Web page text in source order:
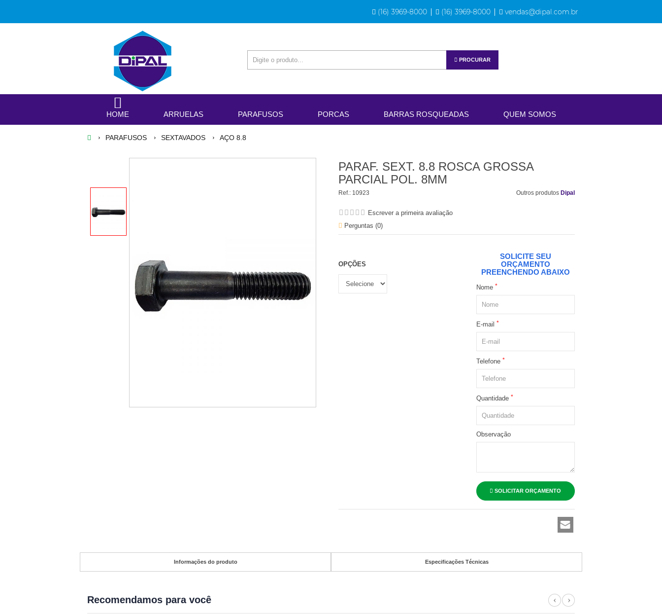
(16) 3969-8000 (16) 3969-8000 vendas@dipal.com.br
PROCURAR
HOME ARRUELAS PARAFUSOS PORCAS BARRAS ROSQUEADAS QUEM SOMOS
PARAFUSOS SEXTAVADOS AÇO 8.8
PARAF. SEXT. 8.8 ROSCA GROSSA
PARCIAL POL. 8MM
Ref.: 10923 Outros produtos Dipal
Escrever a primeira avaliação
Perguntas (0)
OPÇÕES
SOLICITE SEU
ORÇAMENTO
PREENCHENDO ABAIXO
Nome *
E-mail *
Telefone *
Quantidade *
Observação
SOLICITAR ORÇAMENTO
Informações do produto Especificações Técnicas
Recomendamos para você
Previous
Next